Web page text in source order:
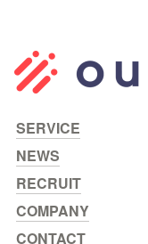
SERVICE
NEWS
RECRUIT
COMPANY
CONTACT